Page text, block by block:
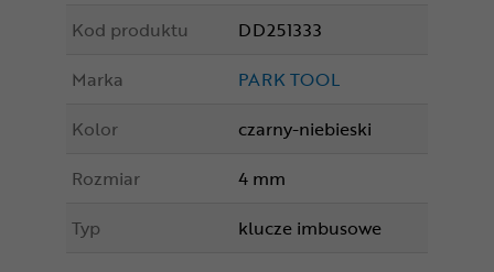
Kod produktu
DD251333
Marka
PARK TOOL
Kolor
czarny-niebieski
Rozmiar
4 mm
Typ
klucze imbusowe